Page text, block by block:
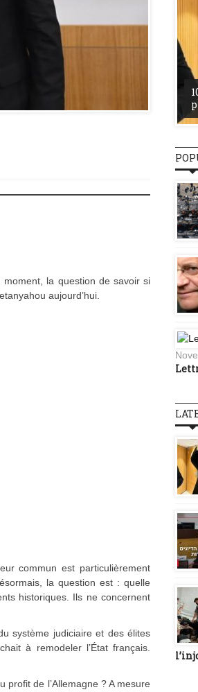
la question de savoir si
aujourd’hui.
commun est particulièrement
la question est : quelle
historiques. Ils ne concernent
système judiciaire et des élites
à remodeler l’État français.
de l’Allemagne ? A mesure